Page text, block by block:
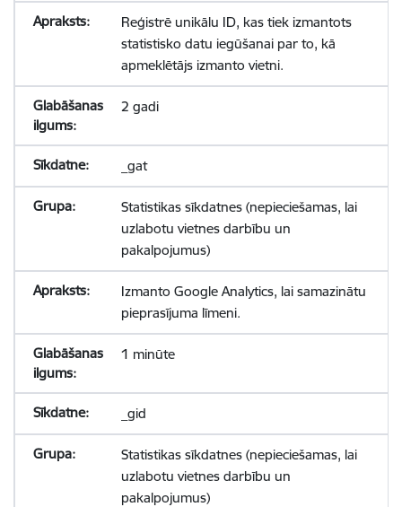
Reģistrē unikālu ID, kas tiek izmantots
statistisko datu iegūšanai par to, kā
apmeklētājs izmanto vietni.
2 gadi
_gat
Statistikas sīkdatnes (nepieciešamas, lai
uzlabotu vietnes darbību un
pakalpojumus)
Izmanto Google Analytics, lai samazinātu
pieprasījuma līmeni.
1 minūte
_gid
Statistikas sīkdatnes (nepieciešamas, lai
uzlabotu vietnes darbību un
pakalpojumus)